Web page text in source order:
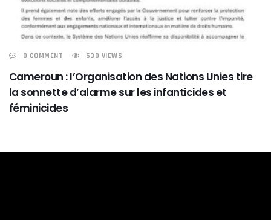
0 COMMENT 530 VIEWS
Cameroun : l’Organisation des Nations Unies tire
la sonnette d’alarme sur les infanticides et
féminicides